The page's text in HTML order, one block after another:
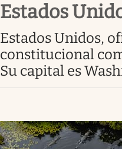
Infotechnology
Clima
Mundial 2026
Mediakit
Estados
Estados Unidos, oficialmente Estados Unidos de América, es un país soberano constituido en república federal
constitucional
Su capital es